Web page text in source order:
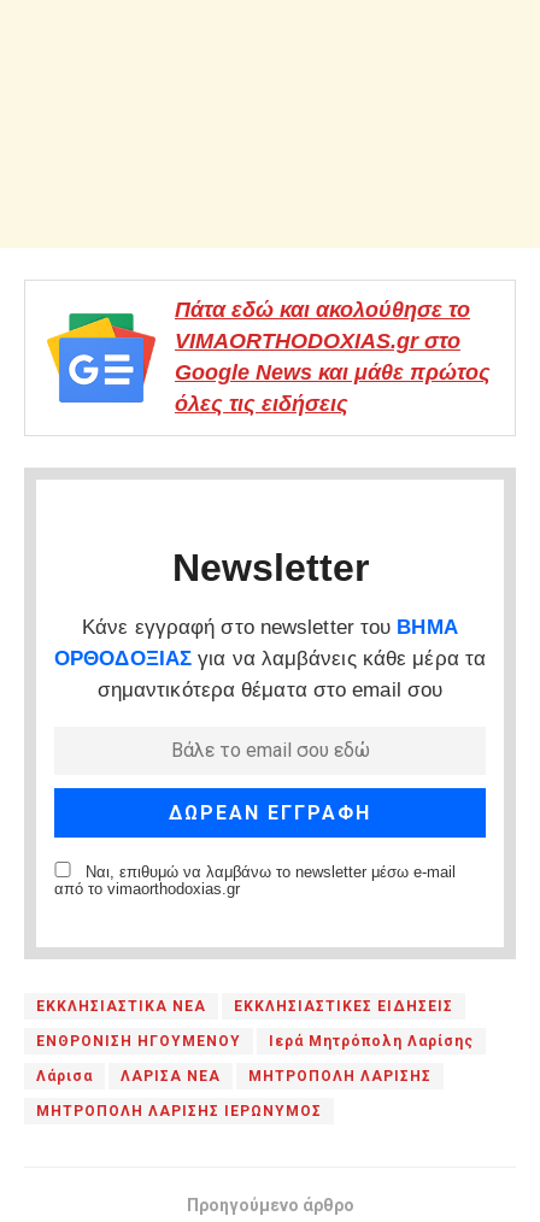
Πάτα εδώ και ακολούθησε το
VIMAORTHODOXIAS.gr στο
Google News και μάθε πρώτος
όλες τις ειδήσεις
Newsletter
Κάνε εγγραφή στο newsletter του ΒΗΜΑ
ΟΡΘΟΔΟΞΙΑΣ για να λαμβάνεις κάθε μέρα τα
σημαντικότερα θέματα στο email σου
Ναι, επιθυμώ να λαμβάνω το newsletter μέσω e-mail
από το vimaorthodoxias.gr
ΕΚΚΛΗΣΙΑΣΤΙΚΑ ΝΕΑ ΕΚΚΛΗΣΙΑΣΤΙΚΕΣ ΕΙΔΗΣΕΙΣ
ΕΝΘΡΟΝΙΣΗ ΗΓΟΥΜΕΝΟΥ Ιερά Μητρόπολη Λαρίσης
Λάρισα ΛΑΡΙΣΑ ΝΕΑ ΜΗΤΡΟΠΟΛΗ ΛΑΡΙΣΗΣ
ΜΗΤΡΟΠΟΛΗ ΛΑΡΙΣΗΣ ΙΕΡΩΝΥΜΟΣ
Προηγούμενο άρθρο